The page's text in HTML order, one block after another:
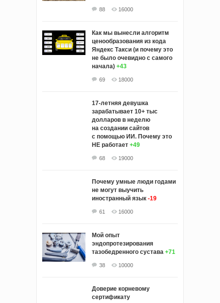
88 16000
Как мы вынесли алгоритм
ценообразования из кода
Яндекс Такси (и почему это
не было очевидно с самого
начала) +43
69 18000
17-летняя девушка
зарабатывает 10+ тыс
долларов в неделю
на создании сайтов
с помощью ИИ. Почему это
НЕ работает +49
68 19000
Почему умные люди годами
не могут выучить
иностранный язык -19
61 16000
Мой опыт
эндопротезирования
тазобедренного сустава +71
38 10000
Доверие корневому
сертификату